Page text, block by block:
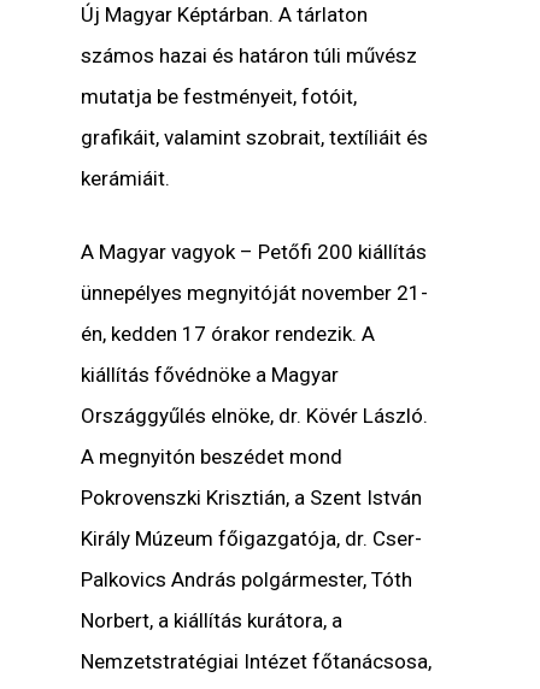
Új Magyar Képtárban. A tárlaton
számos hazai és határon túli művész
mutatja be festményeit, fotóit,
grafikáit, valamint szobrait, textíliáit és
kerámiáit.
A Magyar vagyok – Petőfi 200 kiállítás
ünnepélyes megnyitóját november 21-
én, kedden 17 órakor rendezik. A
kiállítás fővédnöke a Magyar
Országgyűlés elnöke, dr. Kövér László.
A megnyitón beszédet mond
Pokrovenszki Krisztián, a Szent István
Király Múzeum főigazgatója, dr. Cser-
Palkovics András polgármester, Tóth
Norbert, a kiállítás kurátora, a
Nemzetstratégiai Intézet főtanácsosa,